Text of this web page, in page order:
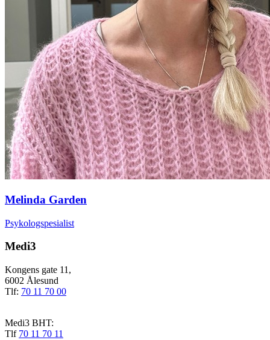
Melinda Garden
Psykologspesialist
Medi3
Kongens gate 11,
6002 Ålesund
Tlf: 70 11 70 00
Medi3 BHT:
Tlf 70 11 70 11